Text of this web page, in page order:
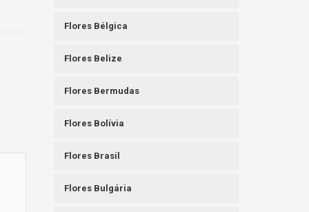
Flores Bélgica
Flores Belize
Flores Bermudas
Flores Bolívia
Flores Brasil
Flores Bulgária